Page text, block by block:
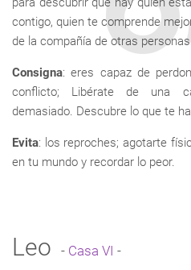
contigo, quien te comprende
de la compañía de otras
Consigna: eres capaz de
conflicto; Libérate de una
demasiado. Descubre lo que te
Evita: los reproches; agotarte
en tu mundo y recordar lo peor.
Leo - Casa VI -